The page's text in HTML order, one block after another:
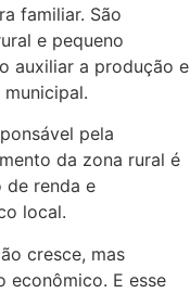
familiar. São
e pequeno
auxiliar a produção e
pela
da zona rural é
de renda e
local.
cresce, mas
econômico. E esse